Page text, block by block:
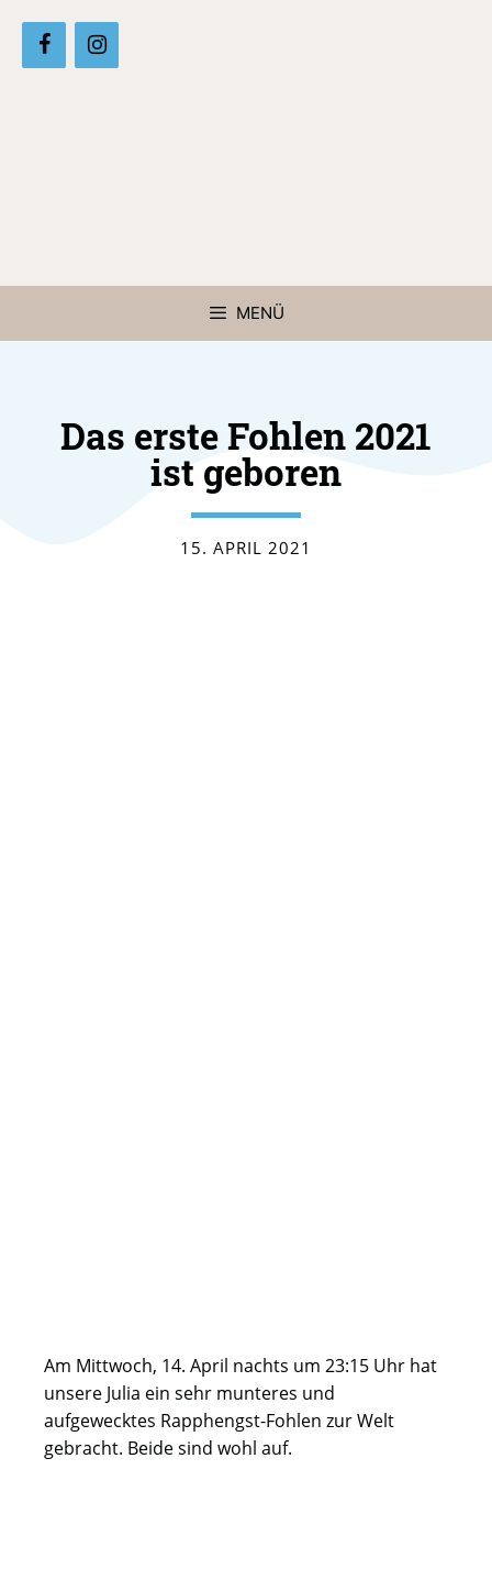
MENÜ
Das erste Fohlen 2021
ist geboren
15. APRIL 2021
Am Mittwoch, 14. April nachts um 23:15 Uhr hat
unsere Julia ein sehr munteres und
aufgewecktes Rapphengst-Fohlen zur Welt
gebracht. Beide sind wohl auf.